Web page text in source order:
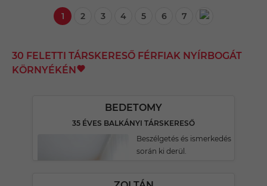
1 2 3 4 5 6 7
30 FELETTI TÁRSKERESŐ FÉRFIAK NYÍRBOGÁT
KÖRNYÉKÉN
BEDETOMY
35 ÉVES BALKÁNYI TÁRSKERESŐ
Beszélgetés és ismerkedés
során ki derül.